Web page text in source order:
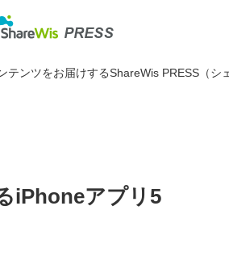
ンツをお届けするShareWis PRESS（シ
iPhoneアプリ5